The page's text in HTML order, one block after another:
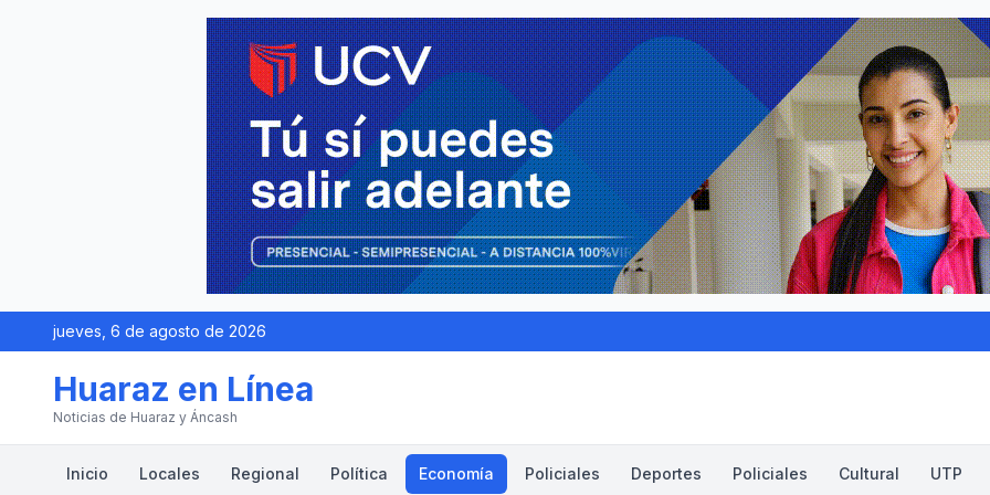
jueves, 6 de agosto de 2026
Huaraz en Línea
Noticias de Huaraz y Áncash
Inicio Locales Regional Política Economía Policiales Deportes Policiales Cultural UTP